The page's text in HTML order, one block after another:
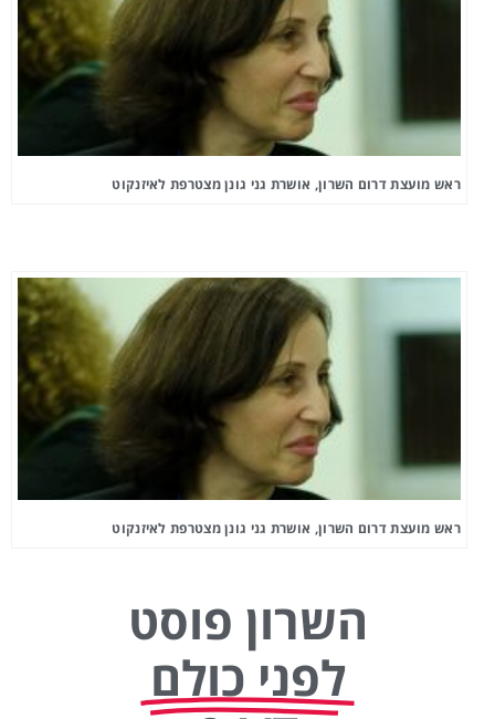
ראש מועצת דרום השרון, אושרת גני גונן מצטרפת לאיזנקוט
ראש מועצת דרום השרון, אושרת גני גונן מצטרפת לאיזנקוט
השרון פוסט
לפני כולם